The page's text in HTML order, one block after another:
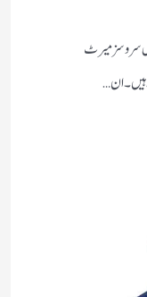
سی سول سروسز میرٹ